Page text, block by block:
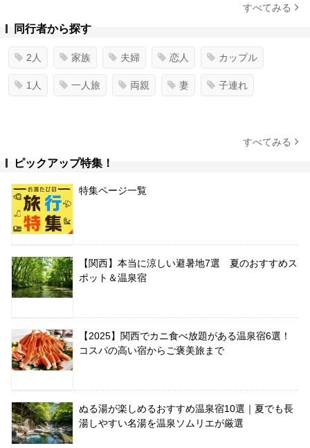
すべてみる
同行者から探す
2人 家族 夫婦 恋人 カップル
1人 一人旅 両親 妻 子連れ
すべてみる
ピックアップ特集！
特集ページ一覧
【関西】本当に涼しい避暑地7選 夏のおすすめス
ポット＆温泉宿
【2025】関西でカニ食べ放題がある温泉宿6選！
コスパの高い宿からご褒美旅まで
ぬる湯が楽しめるおすすめ温泉宿10選｜夏でも長
湯しやすい名湯を温泉ソムリエが厳選